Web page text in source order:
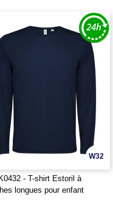
W32
- T-shirt Estoril à
longues pour enfant